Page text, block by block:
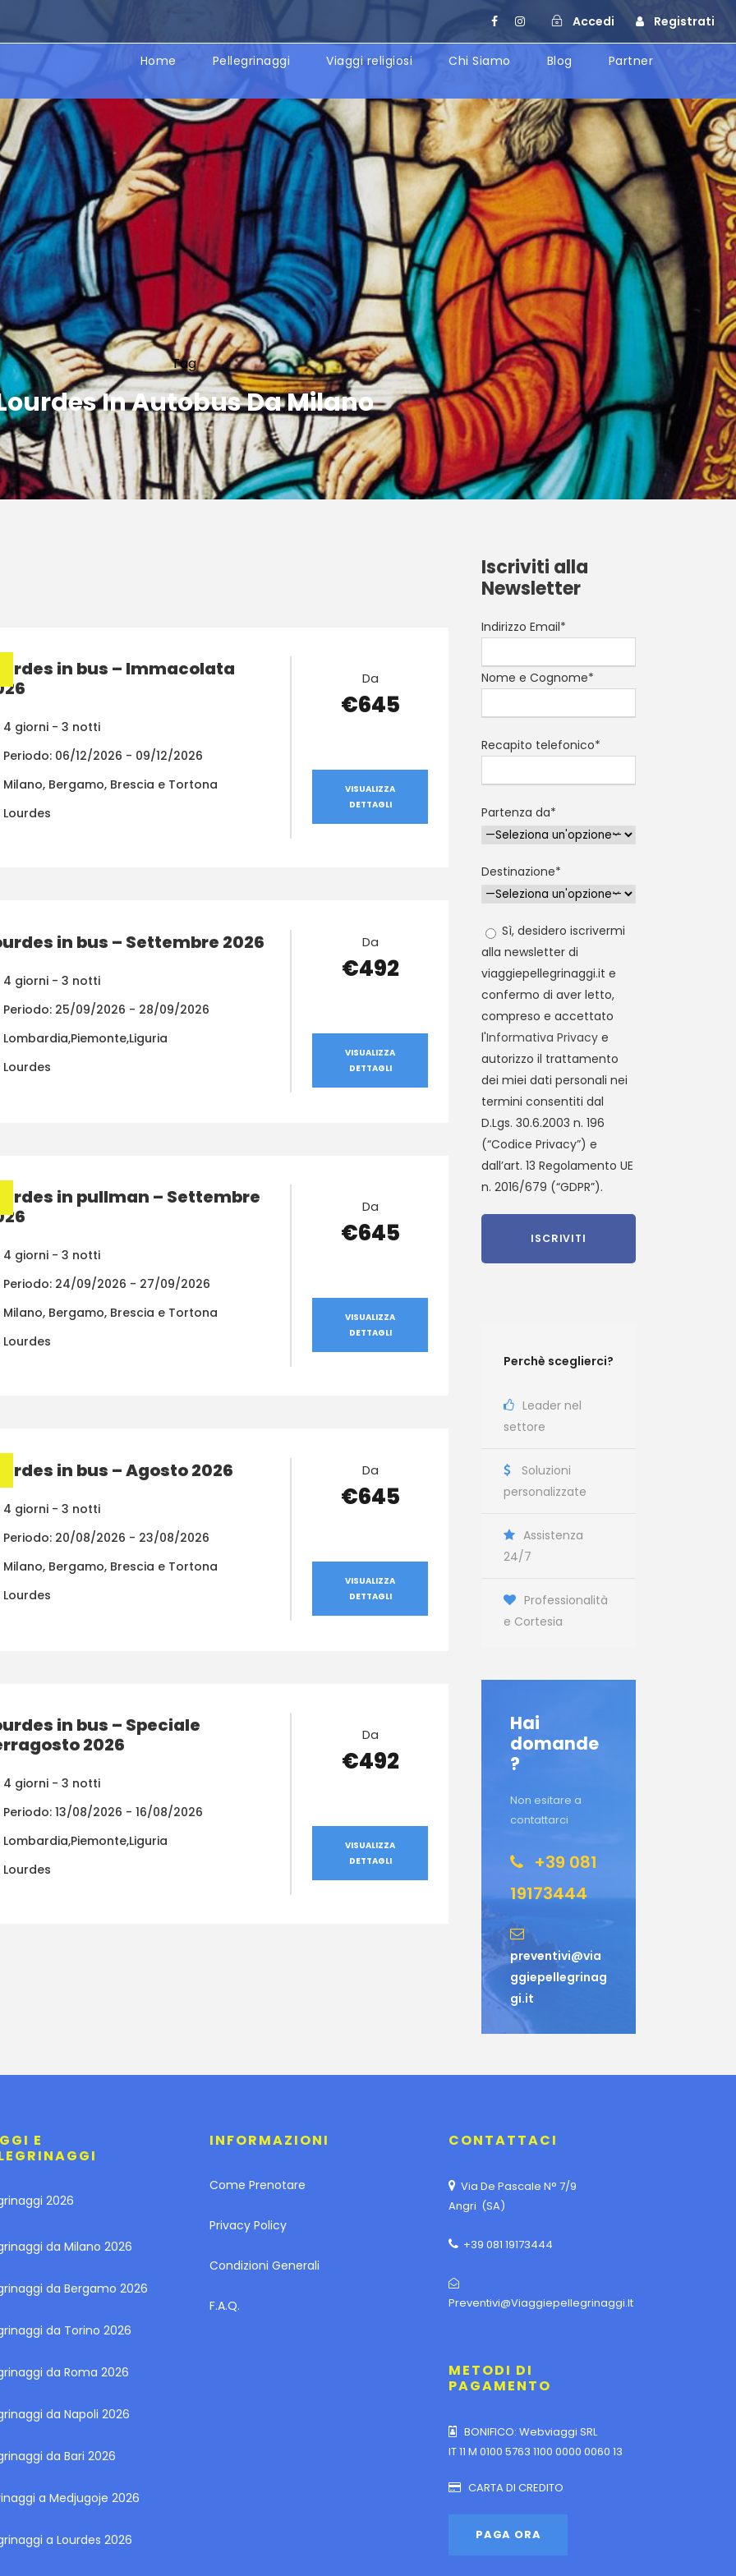
Accedi Registrati
Home Pellegrinaggi Viaggi religiosi Chi Siamo Blog Partner
Tag
In Autobus Da Milano
in bus – Immacolata
4 giorni - 3 notti
Periodo: 06/12/2026 - 09/12/2026
Milano, Bergamo, Brescia e Tortona
Lourdes
Da
€645
VISUALIZZA
DETTAGLI
in bus – Settembre 2026
4 giorni - 3 notti
Periodo: 25/09/2026 - 28/09/2026
Lombardia,Piemonte,Liguria
Lourdes
Da
€492
VISUALIZZA
DETTAGLI
in pullman – Settembre
4 giorni - 3 notti
Periodo: 24/09/2026 - 27/09/2026
Milano, Bergamo, Brescia e Tortona
Lourdes
Da
€645
VISUALIZZA
DETTAGLI
in bus – Agosto 2026
4 giorni - 3 notti
Periodo: 20/08/2026 - 23/08/2026
Milano, Bergamo, Brescia e Tortona
Lourdes
Da
€645
VISUALIZZA
DETTAGLI
in bus – Speciale
2026
4 giorni - 3 notti
Periodo: 13/08/2026 - 16/08/2026
Lombardia,Piemonte,Liguria
Lourdes
Da
€492
VISUALIZZA
DETTAGLI
Iscriviti alla
Newsletter
Indirizzo Email*
Nome e Cognome*
Recapito telefonico*
Partenza da*
Destinazione*
Sì, desidero iscrivermi
alla newsletter di
viaggiepellegrinaggi.it e
confermo di aver letto,
compreso e accettato
l'Informativa Privacy e
autorizzo il trattamento
dei miei dati personali nei
termini consentiti dal
D.Lgs. 30.6.2003 n. 196
(“Codice Privacy”) e
dall’art. 13 Regolamento UE
n. 2016/679 (“GDPR”).
Perchè sceglierci?
Leader nel
settore
Soluzioni
personalizzate
Assistenza
24/7
Professionalità
e Cortesia
Hai
domande
?
Non esitare a
contattarci
+39 081
19173444
preventivi@via
ggiepellegrinag
gi.it
E
2026
da Milano 2026
da Bergamo 2026
da Torino 2026
da Roma 2026
da Napoli 2026
da Bari 2026
a Medjugoje 2026
a Lourdes 2026
INFORMAZIONI
Come Prenotare
Privacy Policy
Condizioni Generali
F.A.Q.
CONTATTACI
Via De Pascale N° 7/9
Angri (SA)
+39 081 19173444
Preventivi@viaggiepellegrinaggi.it
METODI DI
PAGAMENTO
BONIFICO: Webviaggi SRL
IT 11 M 0100 5763 1100 0000 0060 13
CARTA DI CREDITO